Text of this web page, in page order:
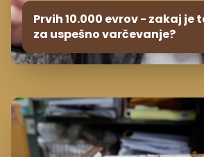
Prvih 10.000 evrov - zakaj je
za uspešno varčevanje?